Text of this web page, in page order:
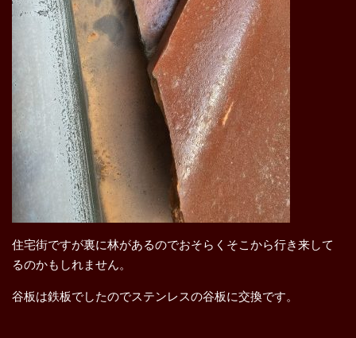
住宅街ですが裏に林があるのでおそらくそこから行き来して
るのかもしれません。
谷板は鉄板でしたのでステンレスの谷板に交換です。